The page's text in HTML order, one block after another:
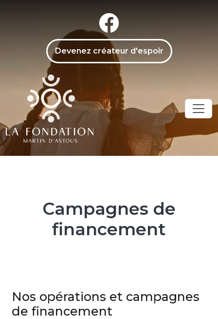
menu secondaire
Devenez créateur d'espoir
Campagnes de
financement
Nos opérations et campagnes
de financement